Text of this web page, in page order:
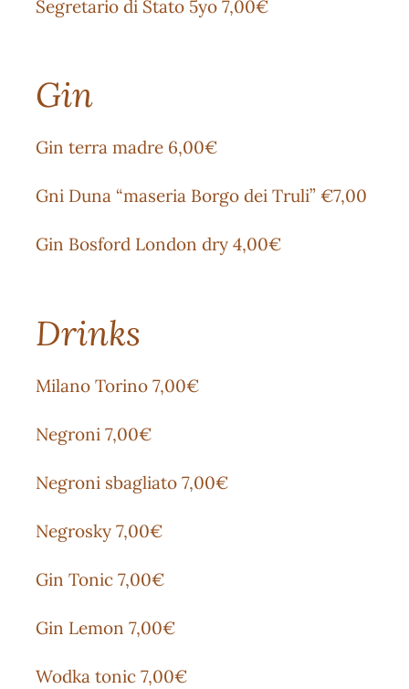
Segretario di Stato 5yo 7,00€
Gin
Gin terra madre 6,00€
Gni Duna “maseria Borgo dei Truli” €7,00
Gin Bosford London dry 4,00€
Drinks
Milano Torino 7,00€
Negroni 7,00€
Negroni sbagliato 7,00€
Negrosky 7,00€
Gin Tonic 7,00€
Gin Lemon 7,00€
Wodka tonic 7,00€